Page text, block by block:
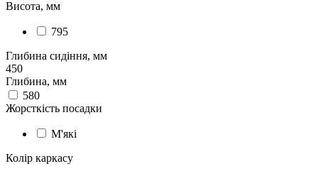
Висота, мм
795
Глибина сидіння, мм
450
Глибина, мм
580
Жорсткість посадки
М'які
Колір каркасу